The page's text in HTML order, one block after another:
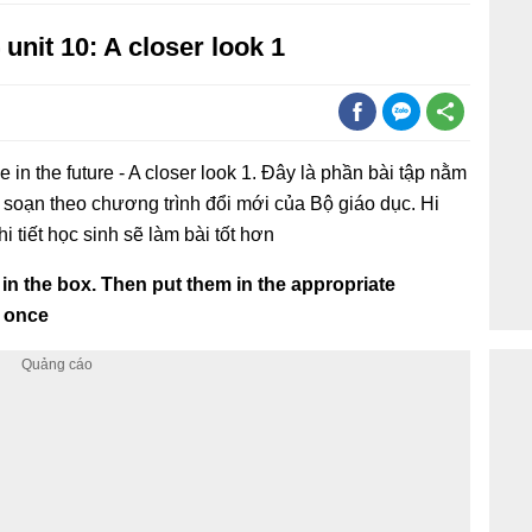
10: A closer look 1
in the future - A closer look 1. Đây là phần bài tập nằm
theo chương trình đổi mới của Bộ giáo dục. Hi
tiết học sinh sẽ làm bài tốt hơn
the box. Then put them in the appropriate
once